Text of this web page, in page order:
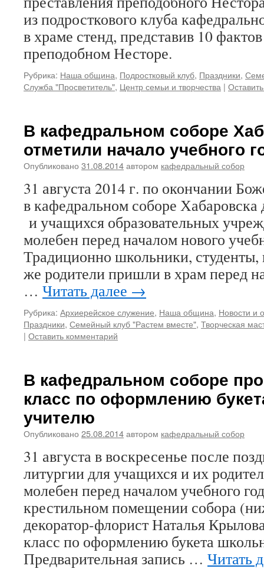
из подросткового клуба
в храме стенд, представив 10
преподобном Несторе.
Рубрика: Наша община, Подростковый клуб, Праздники,
Служба "Просветитель", Центр семьи и творчества |
В кафедральном соборе
отметили начало учебного
Опубликовано 31.08.2014автором кафедральный собор
31 августа 2014 г. по окончании
в кафедральном соборе Хабаровска
и учащихся образовательных
молебен перед началом нового
Традиционно школьники, студенты,
же родители пришли в храм перед
… Читать далее →
Рубрика: Архиерейское служение, Наша община, Новости и
Праздники, Семейный клуб "Растем вместе", Творческая
| Оставить комментарий
В кафедральном соборе
класс по оформлению
учителю
Опубликовано 25.08.2014автором кафедральный собор
31 августа в воскресенье после
литургии для учащихся и их
молебен перед началом учебного
крестильном помещении собора
декоратор-флорист Наталья
класс по оформлению букета
Предварительная запись … Читать